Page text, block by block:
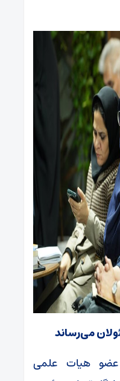
می‌رساند
عضو هیات علمی